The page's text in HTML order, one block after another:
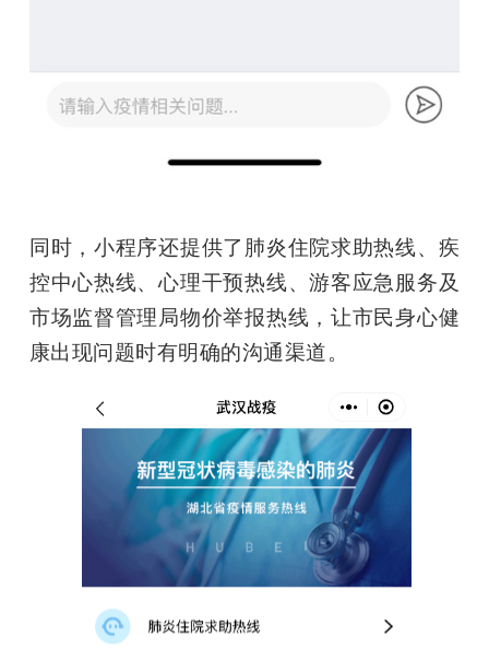
同时，小程序还提供了肺炎住院求助热线、疾
控中心热线、心理干预热线、游客应急服务及
市场监督管理局物价举报热线，让市民身心健
康出现问题时有明确的沟通渠道。